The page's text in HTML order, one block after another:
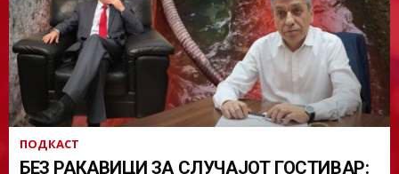
ПОДКАСТ
БЕЗ РАКАВИЦИ ЗА СЛУЧАЈОТ ГОСТИВАР: